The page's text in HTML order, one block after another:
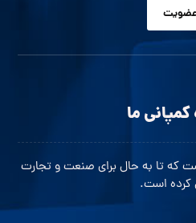
کمپانی ما
که تا به حال برای صنعت و تجارت
کرده است.